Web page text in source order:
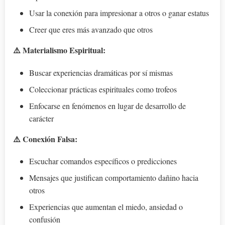
Usar la conexión para impresionar a otros o ganar estatus
Creer que eres más avanzado que otros
⚠️ Materialismo Espiritual:
Buscar experiencias dramáticas por sí mismas
Coleccionar prácticas espirituales como trofeos
Enfocarse en fenómenos en lugar de desarrollo de
carácter
⚠️ Conexión Falsa:
Escuchar comandos específicos o predicciones
Mensajes que justifican comportamiento dañino hacia
otros
Experiencias que aumentan el miedo, ansiedad o
confusión